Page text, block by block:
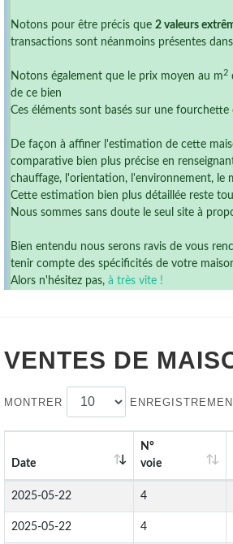
Notons pour être précis que 2 valeurs
transactions sont néanmoins présentes
Notons également que le prix moyen au m 2
de ce bien
Ces éléments sont basés sur une
De façon à affiner l'estimation de cette
comparative bien plus précise en
chauffage, l'orientation, l'environnement, le
Cette estimation bien plus détaillée reste
Nous sommes sans doute le seul site à
Bien entendu nous serons ravis de vous
tenir compte des spécificités de votre
Alors n'hésitez pas, à très vite !
VENTES DE
MONTRER
Date
N°
voie
2025-05-22 4
2025-05-22 4